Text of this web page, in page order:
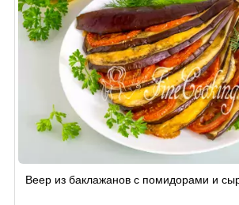
Веер из баклажанов с помидорами и